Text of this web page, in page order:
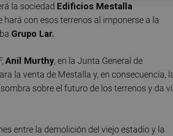
la sociedad Edificios Mestalla
con esos terrenos al imponerse a la
Grupo Lar.
Anil Murthy, en la Junta General de
la venta de Mestalla y, en consecuencia,
sobre el futuro de los terrenos y da
entre la demolición del viejo estadio y la